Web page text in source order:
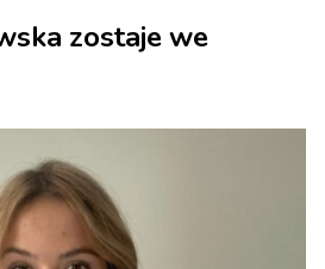
zostaje we